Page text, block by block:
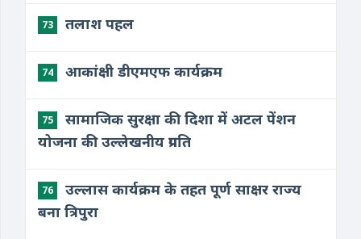
73 तलाश पहल
74 आकांक्षी डीएमएफ कार्यक्रम
75
सामाजिक सुरक्षा की दिशा में अटल पेंशन
योजना की उल्लेखनीय प्रगति
76
उल्लास कार्यक्रम के तहत पूर्ण साक्षर राज्य
बना त्रिपुरा